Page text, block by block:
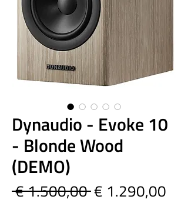
Dynaudio - Evoke 10
- Blonde Wood
(DEMO)
€ 1.500,00 Standardpreis
€ 1.290,00